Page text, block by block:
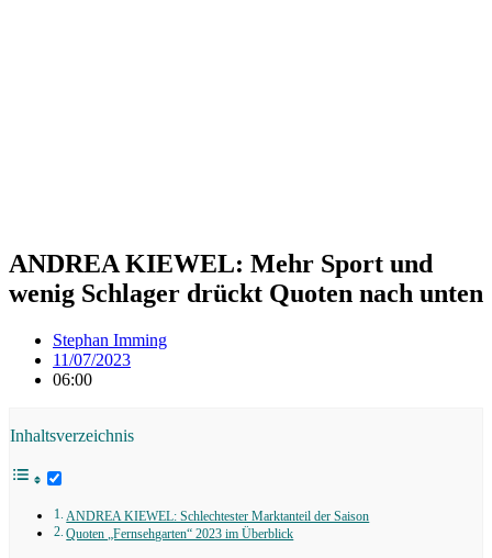
ANDREA KIEWEL: Mehr Sport und
wenig Schlager drückt Quoten nach unten
Stephan Imming
11/07/2023
06:00
Inhaltsverzeichnis
ANDREA KIEWEL: Schlechtester Marktanteil der Saison
Quoten „Fernsehgarten“ 2023 im Überblick